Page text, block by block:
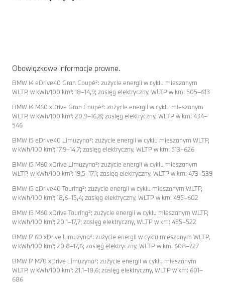
Obowiązkowe informacje prawne.
BMW i4 eDrive40 Gran Coupé²: zużycie energii w cyklu mieszanym
WLTP, w kWh/100 km¹: 18–14,9; zasięg elektryczny, WLTP w km: 505–613
BMW i4 M60 xDrive Gran Coupé²: zużycie energii w cyklu mieszanym
WLTP, w kWh/100 km¹: 20,9–16,8; zasięg elektryczny, WLTP w km: 434–
546
BMW i5 eDrive40 Limuzyna²: zużycie energii w cyklu mieszanym WLTP,
w kWh/100 km¹: 17,9–14,7; zasięg elektryczny, WLTP w km: 513–626
BMW i5 M60 xDrive Limuzyna²: zużycie energii w cyklu mieszanym
WLTP, w kWh/100 km¹: 19,5–17,1; zasięg elektryczny, WLTP w km: 473–539
BMW i5 eDrive40 Touring²: zużycie energii w cyklu mieszanym WLTP,
w kWh/100 km¹: 18,6–15,4; zasięg elektryczny, WLTP w km: 495–602
BMW i5 M60 xDrive Touring²: zużycie energii w cyklu mieszanym WLTP,
w kWh/100 km¹: 20,1–17,7; zasięg elektryczny, WLTP w km: 455–522
BMW i7 60 xDrive Limuzyna²: zużycie energii w cyklu mieszanym WLTP,
w kWh/100 km¹: 20,8–17,6; zasięg elektryczny, WLTP w km: 608–727
BMW i7 M70 xDrive Limuzyna²: zużycie energii w cyklu mieszanym
WLTP, w kWh/100 km¹: 21,1–18,6; zasięg elektryczny, WLTP w km: 601–
686